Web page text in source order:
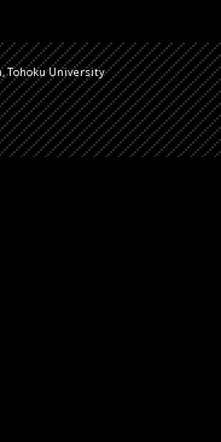
Tohoku University